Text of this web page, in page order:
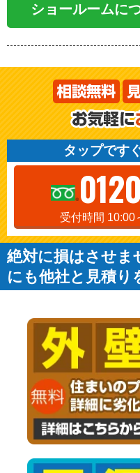
ショールームに
タップです
受付時間 10:00
絶対に損はさせま
にも他社と見積り